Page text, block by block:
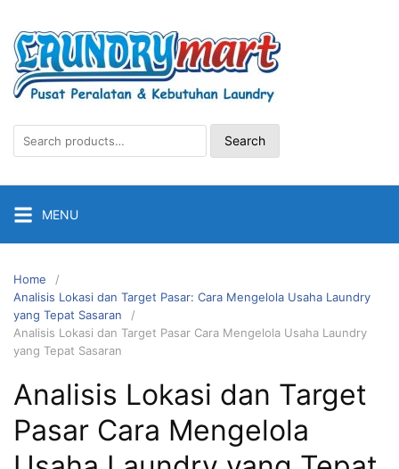
content
Search
for:
Search
MENU
Home
Analisis Lokasi dan Target Pasar: Cara Mengelola Usaha Laundry
yang Tepat Sasaran
Analisis Lokasi dan Target Pasar Cara Mengelola Usaha Laundry
yang Tepat Sasaran
Analisis Lokasi dan Target
Pasar Cara Mengelola